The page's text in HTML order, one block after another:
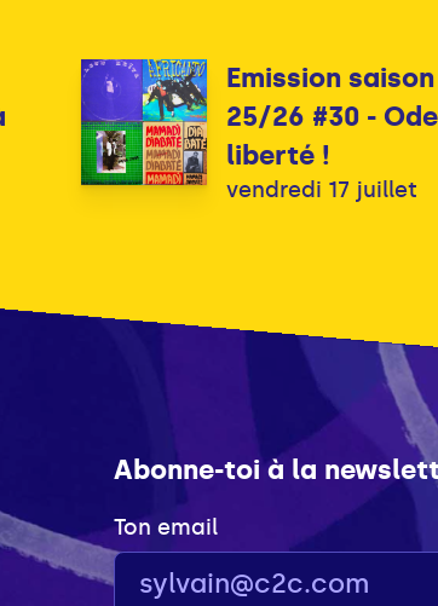
Emission saison
25/26 #30 -
liberté !
vendredi 17 juillet
Abonne-toi à la
Ton email